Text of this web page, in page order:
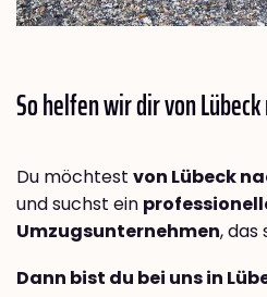
So helfen wir dir von
Du möchtest von Lübeck
und suchst ein
Umzugsunternehmen, das
Dann bist du bei uns in